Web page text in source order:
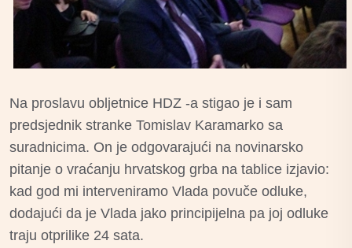
Na proslavu obljetnice HDZ -a stigao je i sam
predsjednik stranke Tomislav Karamarko sa
suradnicima. On je odgovarajući na novinarsko
pitanje o vraćanju hrvatskog grba na tablice izjavio:
kad god mi interveniramo Vlada povuče odluke,
dodajući da je Vlada jako principijelna pa joj odluke
traju otprilike 24 sata.